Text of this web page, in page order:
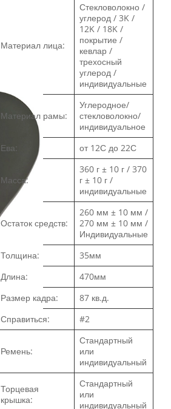
Материал лица:
Стекловолокно /
углерод / 3K /
12K / 18K /
покрытие /
кевлар /
трехосный
углерод /
индивидуальные
Материал рамы:
Углеродное/
стекловолокно/
индивидуальное
Ева:
от 12С до 22С
Масса:
360 г ± 10 г / 370
г ± 10 г /
индивидуальные
Остаток средств:
260 мм ± 10 мм /
270 мм ± 10 мм /
Индивидуальные
Толщина:
35мм
Длина:
470мм
Размер кадра:
87 кв.д.
Справиться:
#2
Ремень:
Стандартный
или
индивидуальный
Торцевая
крышка:
Стандартный
или
индивидуальный